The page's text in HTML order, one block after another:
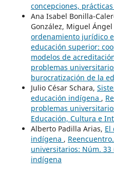
concepciones,
Ana Isabel Bonilla-
González, Miguel
ordenamiento jurídico
educación superior:
modelos de
problemas
burocratización de la
Julio César Schara,
educación indígena ,
problemas
Educación, Cultura e
Alberto Padilla Arias, El
indígena ,
universitarios: Núm. 33
indígena